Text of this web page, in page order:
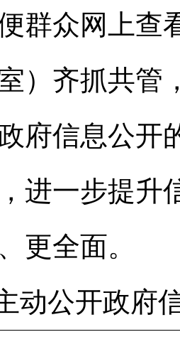
群众网上查
）齐抓共管
府信息公开
进一步提升
更全面。
动公开政府